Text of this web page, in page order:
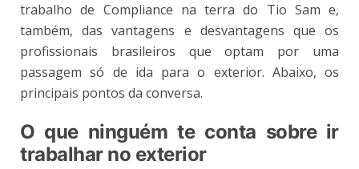
trabalho de Compliance na terra do Tio Sam e,
também, das vantagens e desvantagens que os
profissionais brasileiros que optam por uma
passagem só de ida para o exterior. Abaixo, os
principais pontos da conversa.
O que ninguém te conta sobre ir
trabalhar no exterior